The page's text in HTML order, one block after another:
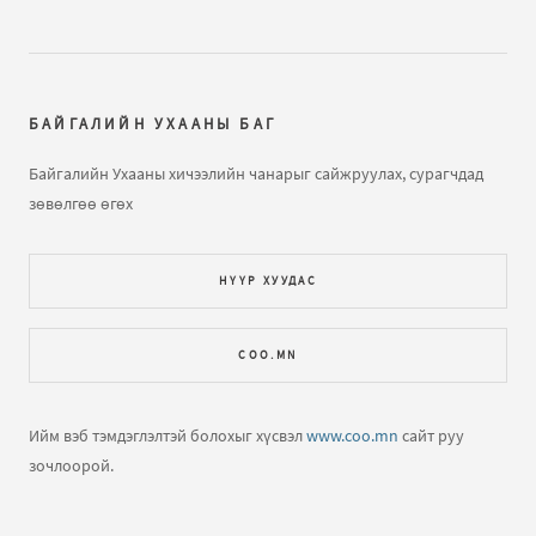
Далайн татралт түрэлт Зочин:
ч харагдахгүй байна
Газарзүйн хичээл "Газарзүйн зургийн тусгаг,
бичлэгт Зочин:Bi hicheelee hiih gsn
yma tgd ta nda gajiltiin tuhai tailbar oruuld ogooch
ЕШ-ФИЗИК 2009 В2 хувилбар хариутайгаабичлэгт
Нар хиртэлт гэж юу юм бол?
БАЙГАЛИЙН УХААНЫ БАГ
Байгалийн Ухааны хичээлийн чанарыг сайжруулах, сурагчдад
зөвөлгөө өгөх
НҮҮР ХУУДАС
COO.MN
Ийм вэб тэмдэглэлтэй болохыг хүсвэлwww.coo.mn сайт руу
зочлоорой.